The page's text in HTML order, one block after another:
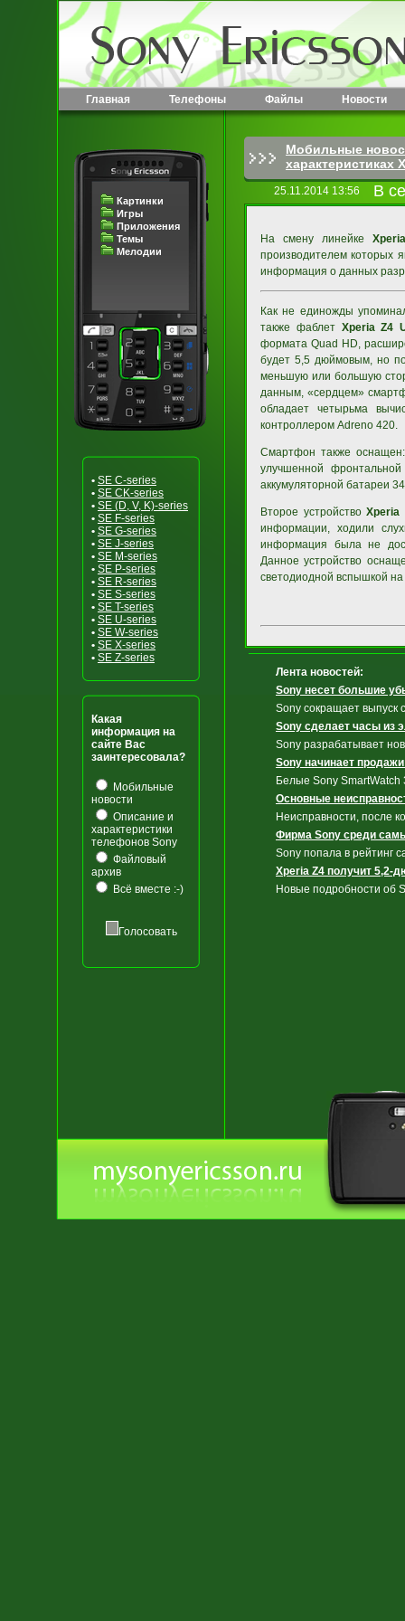
Главная Телефоны Файлы Новости
Картинки
Игры
Приложения
Темы
Мелодии
• SE C-series
• SE CK-series
• SE (D, V, K)-series
• SE F-series
• SE G-series
• SE J-series
• SE M-series
• SE P-series
• SE R-series
• SE S-series
• SE T-series
• SE U-series
• SE W-series
• SE X-series
• SE Z-series
Какая
информация на
сайте Вас
заинтересовала?
Мобильные
новости
Описание и
характеристики
телефонов Sony
Файловый
архив
Всё вместе :-)
Голосовать
Мобильные
характеристиках
25.11.2014 13:56 В
На смену линейке
производителем которых
информация о данных
Как не единожды
также фаблет Xperia Z4
формата Quad HD,
будет 5,5 дюймовым, но
меньшую или большую
данным, «сердцем»
обладает четырьма
контроллером Adreno 420.
Смартфон также оснащен:
улучшенной
аккумуляторной батареи
Второе устройство
информации, ходили
информация была не
Данное устройство
светодиодной вспышкой
Лента новостей:
Sony несет большие
Sony сокращает выпуск
Sony сделает часы из
Sony разрабатывает
Sony начинает
Белые Sony SmartWatch
Основные
Неисправности, после
Фирма Sony среди
Sony попала в рейтинг
Xperia Z4 получит 5,2-
Новые подробности об